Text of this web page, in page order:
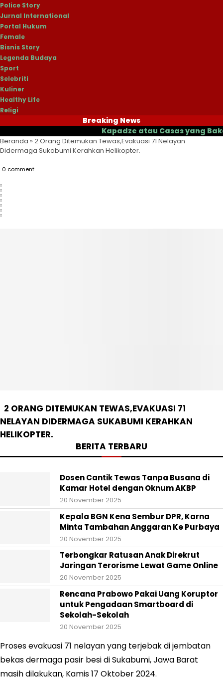
Police Story
Jurnal International
Portal Hukum
Female
Bisnis Story
Legenda Budaya
Sport
Selebriti
Kuliner
Healthy Life
Religi
Breaking News
Kapadze atau Casas yang Bakal
Beranda »2 Orang Ditemukan Tewas,Evakuasi 71 Nelayan
Didermaga Sukabumi Kerahkan Helikopter.
0 comment
2 ORANG DITEMUKAN TEWAS,EVAKUASI 71
NELAYAN DIDERMAGA SUKABUMI KERAHKAN
HELIKOPTER.
BERITA TERBARU
Dosen Cantik Tewas Tanpa Busana di
Kamar Hotel dengan Oknum AKBP
20 November 2025
Kepala BGN Kena Sembur DPR, Karna
Minta Tambahan Anggaran Ke Purbaya
20 November 2025
Terbongkar Ratusan Anak Direkrut
Jaringan Terorisme Lewat Game Online
20 November 2025
Rencana Prabowo Pakai Uang Koruptor
untuk Pengadaan Smartboard di
Sekolah-Sekolah
20 November 2025
Proses evakuasi 71 nelayan yang terjebak di jembatan
bekas dermaga pasir besi di Sukabumi, Jawa Barat
masih dilakukan, Kamis 17 Oktober 2024.